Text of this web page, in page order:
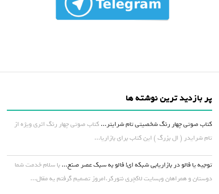
پر بازدید ترین نوشته ها
کتاب صوتی چهار رنگ شخصیتی تام شرایتر... کتاب صوتی چهار رنگ اثری ویژه از
تام شرایدر ( ال بزرگ ) این کتاب برای بازاریا...
توجیه یا فالو در بازاریابی شبکه ای! فالو به سبک عصر صنع... با سلام خدمت شما
دوستان و همراهان وبسایت لاکچری نتورکر.امروز تصمیم گرفتم یه مقال...